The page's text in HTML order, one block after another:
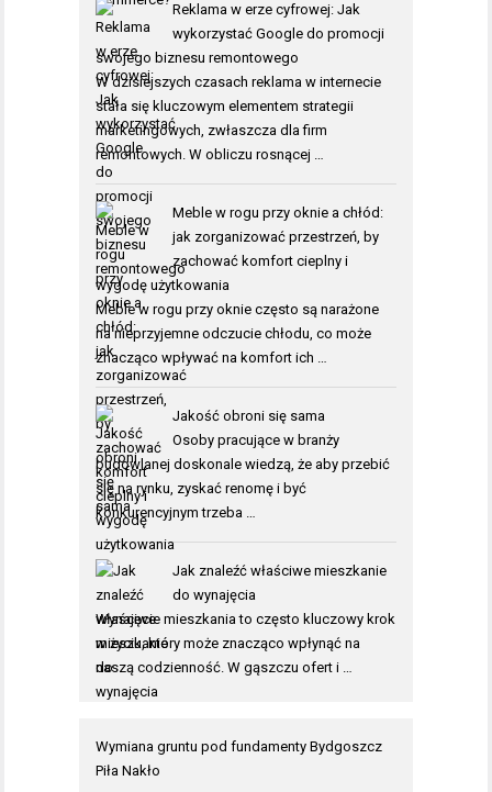
Reklama w erze cyfrowej: Jak
wykorzystać Google do promocji
swojego biznesu remontowego
W dzisiejszych czasach reklama w internecie
stała się kluczowym elementem strategii
marketingowych, zwłaszcza dla firm
remontowych. W obliczu rosnącej …
Meble w rogu przy oknie a chłód:
jak zorganizować przestrzeń, by
zachować komfort cieplny i
wygodę użytkowania
Meble w rogu przy oknie często są narażone
na nieprzyjemne odczucie chłodu, co może
znacząco wpływać na komfort ich …
Jakość obroni się sama
Osoby pracujące w branży
budowlanej doskonale wiedzą, że aby przebić
się na rynku, zyskać renomę i być
konkurencyjnym trzeba …
Jak znaleźć właściwe mieszkanie
do wynajęcia
Wynajęcie mieszkania to często kluczowy krok
w życiu, który może znacząco wpłynąć na
naszą codzienność. W gąszczu ofert i …
Wymiana gruntu pod fundamenty Bydgoszcz
Piła Nakło